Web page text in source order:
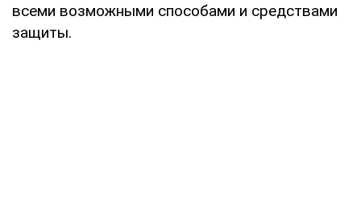
всеми возможными способами и средствами
защиты.